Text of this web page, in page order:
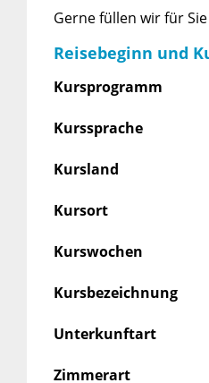
Gerne füllen wir für
Reisebeginn und
Kursprogramm
Kurssprache
Kursland
Kursort
Kurswochen
Kursbezeichnung
Unterkunftart
Zimmerart